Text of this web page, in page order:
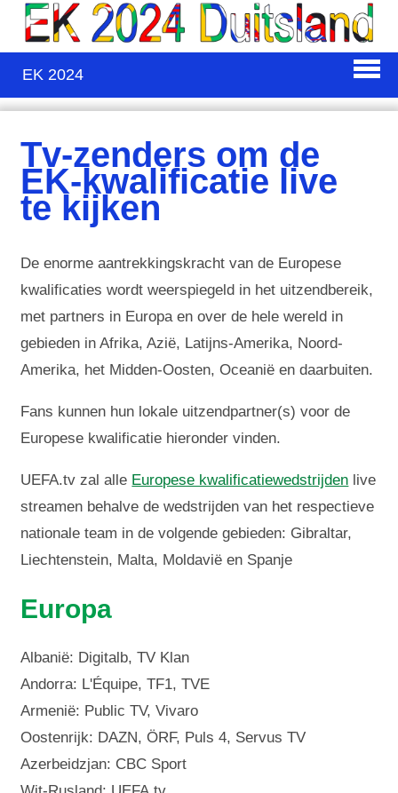
EK 2024
Tv-zenders om de
EK-kwalificatie live
te kijken
De enorme aantrekkingskracht van de Europese
kwalificaties wordt weerspiegeld in het uitzendbereik,
met partners in Europa en over de hele wereld in
gebieden in Afrika, Azië, Latijns-Amerika, Noord-
Amerika, het Midden-Oosten, Oceanië en daarbuiten.
Fans kunnen hun lokale uitzendpartner(s) voor de
Europese kwalificatie hieronder vinden.
UEFA.tv zal alle Europese kwalificatiewedstrijden live
streamen behalve de wedstrijden van het respectieve
nationale team in de volgende gebieden: Gibraltar,
Liechtenstein, Malta, Moldavië en Spanje
Europa
Albanië: Digitalb, TV Klan
Andorra: L'Équipe, TF1, TVE
Armenië: Public TV, Vivaro
Oostenrijk: DAZN, ÖRF, Puls 4, Servus TV
Azerbeidzjan: CBC Sport